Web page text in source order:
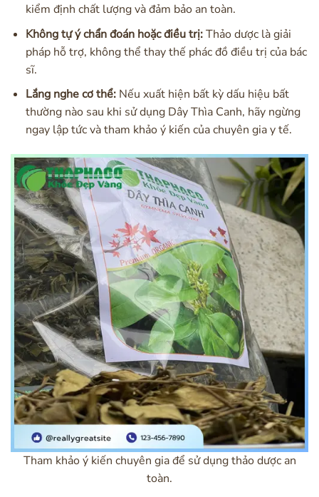
kiểm định chất lượng và đảm bảo an toàn.
Không tự ý chẩn đoán hoặc điều trị:Thảo dược là giải
pháp hỗ trợ, không thể thay thế phác đồ điều trị của bác
sĩ.
Lắng nghe cơ thể:Nếu xuất hiện bất kỳ dấu hiệu bất
thường nào sau khi sử dụng Dây Thìa Canh, hãy ngừng
ngay lập tức và tham khảo ý kiến của chuyên gia y tế.
Tham khảo ý kiến chuyên gia để sử dụng thảo dược an
toàn.